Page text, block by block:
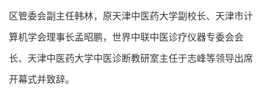
区管委会副主任韩林，原天津中医药大学副校长、天津市计
算机学会理事长孟昭鹏，世界中联中医诊疗仪器专委会会
长、天津中医药大学中医诊断教研室主任于志峰等领导出席
开幕式并致辞。